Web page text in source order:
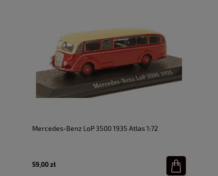
Mercedes-Benz LoP 3500 1935 Atlas 1:72
59,00 zł